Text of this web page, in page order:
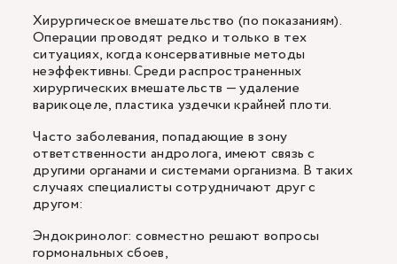
Хирургическое вмешательство (по показаниям).
Операции проводят редко и только в тех
ситуациях, когда консервативные методы
неэффективны. Среди распространенных
хирургических вмешательств — удаление
варикоцеле, пластика уздечки крайней плоти.
Часто заболевания, попадающие в зону
ответственности андролога, имеют связь с
другими органами и системами организма. В таких
случаях специалисты сотрудничают друг с
другом:
Эндокринолог: совместно решают вопросы
гормональных сбоев,